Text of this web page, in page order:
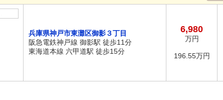
兵庫県神戸市東灘区御影３丁目
阪急電鉄神戸線 御影駅 徒歩11分
東海道本線 六甲道駅 徒歩15分
6,980
万円
196.55万円